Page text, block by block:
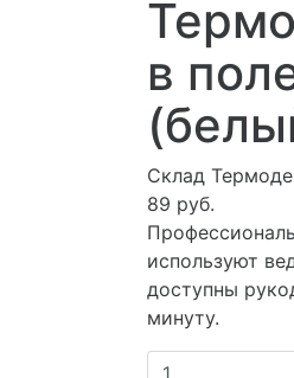
в
Склад
89 руб.
используют
доступны
минуту.